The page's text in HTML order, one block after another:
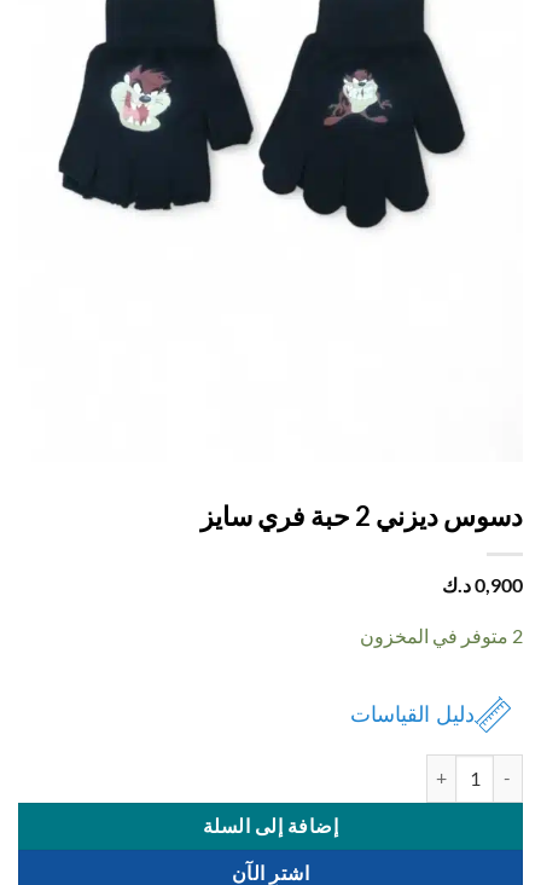
ديزني 2 حبة فري سايز
د.ك
دليل القياسات
إضافة إلى السلة
اشترِ الآن